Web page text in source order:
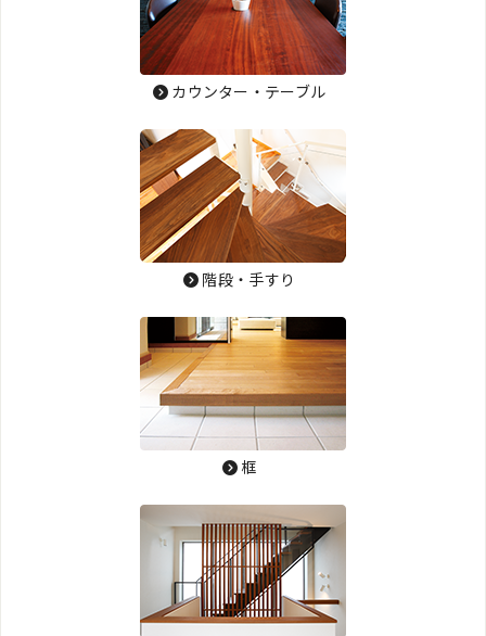
カウンター・テーブル
階段・手すり
框